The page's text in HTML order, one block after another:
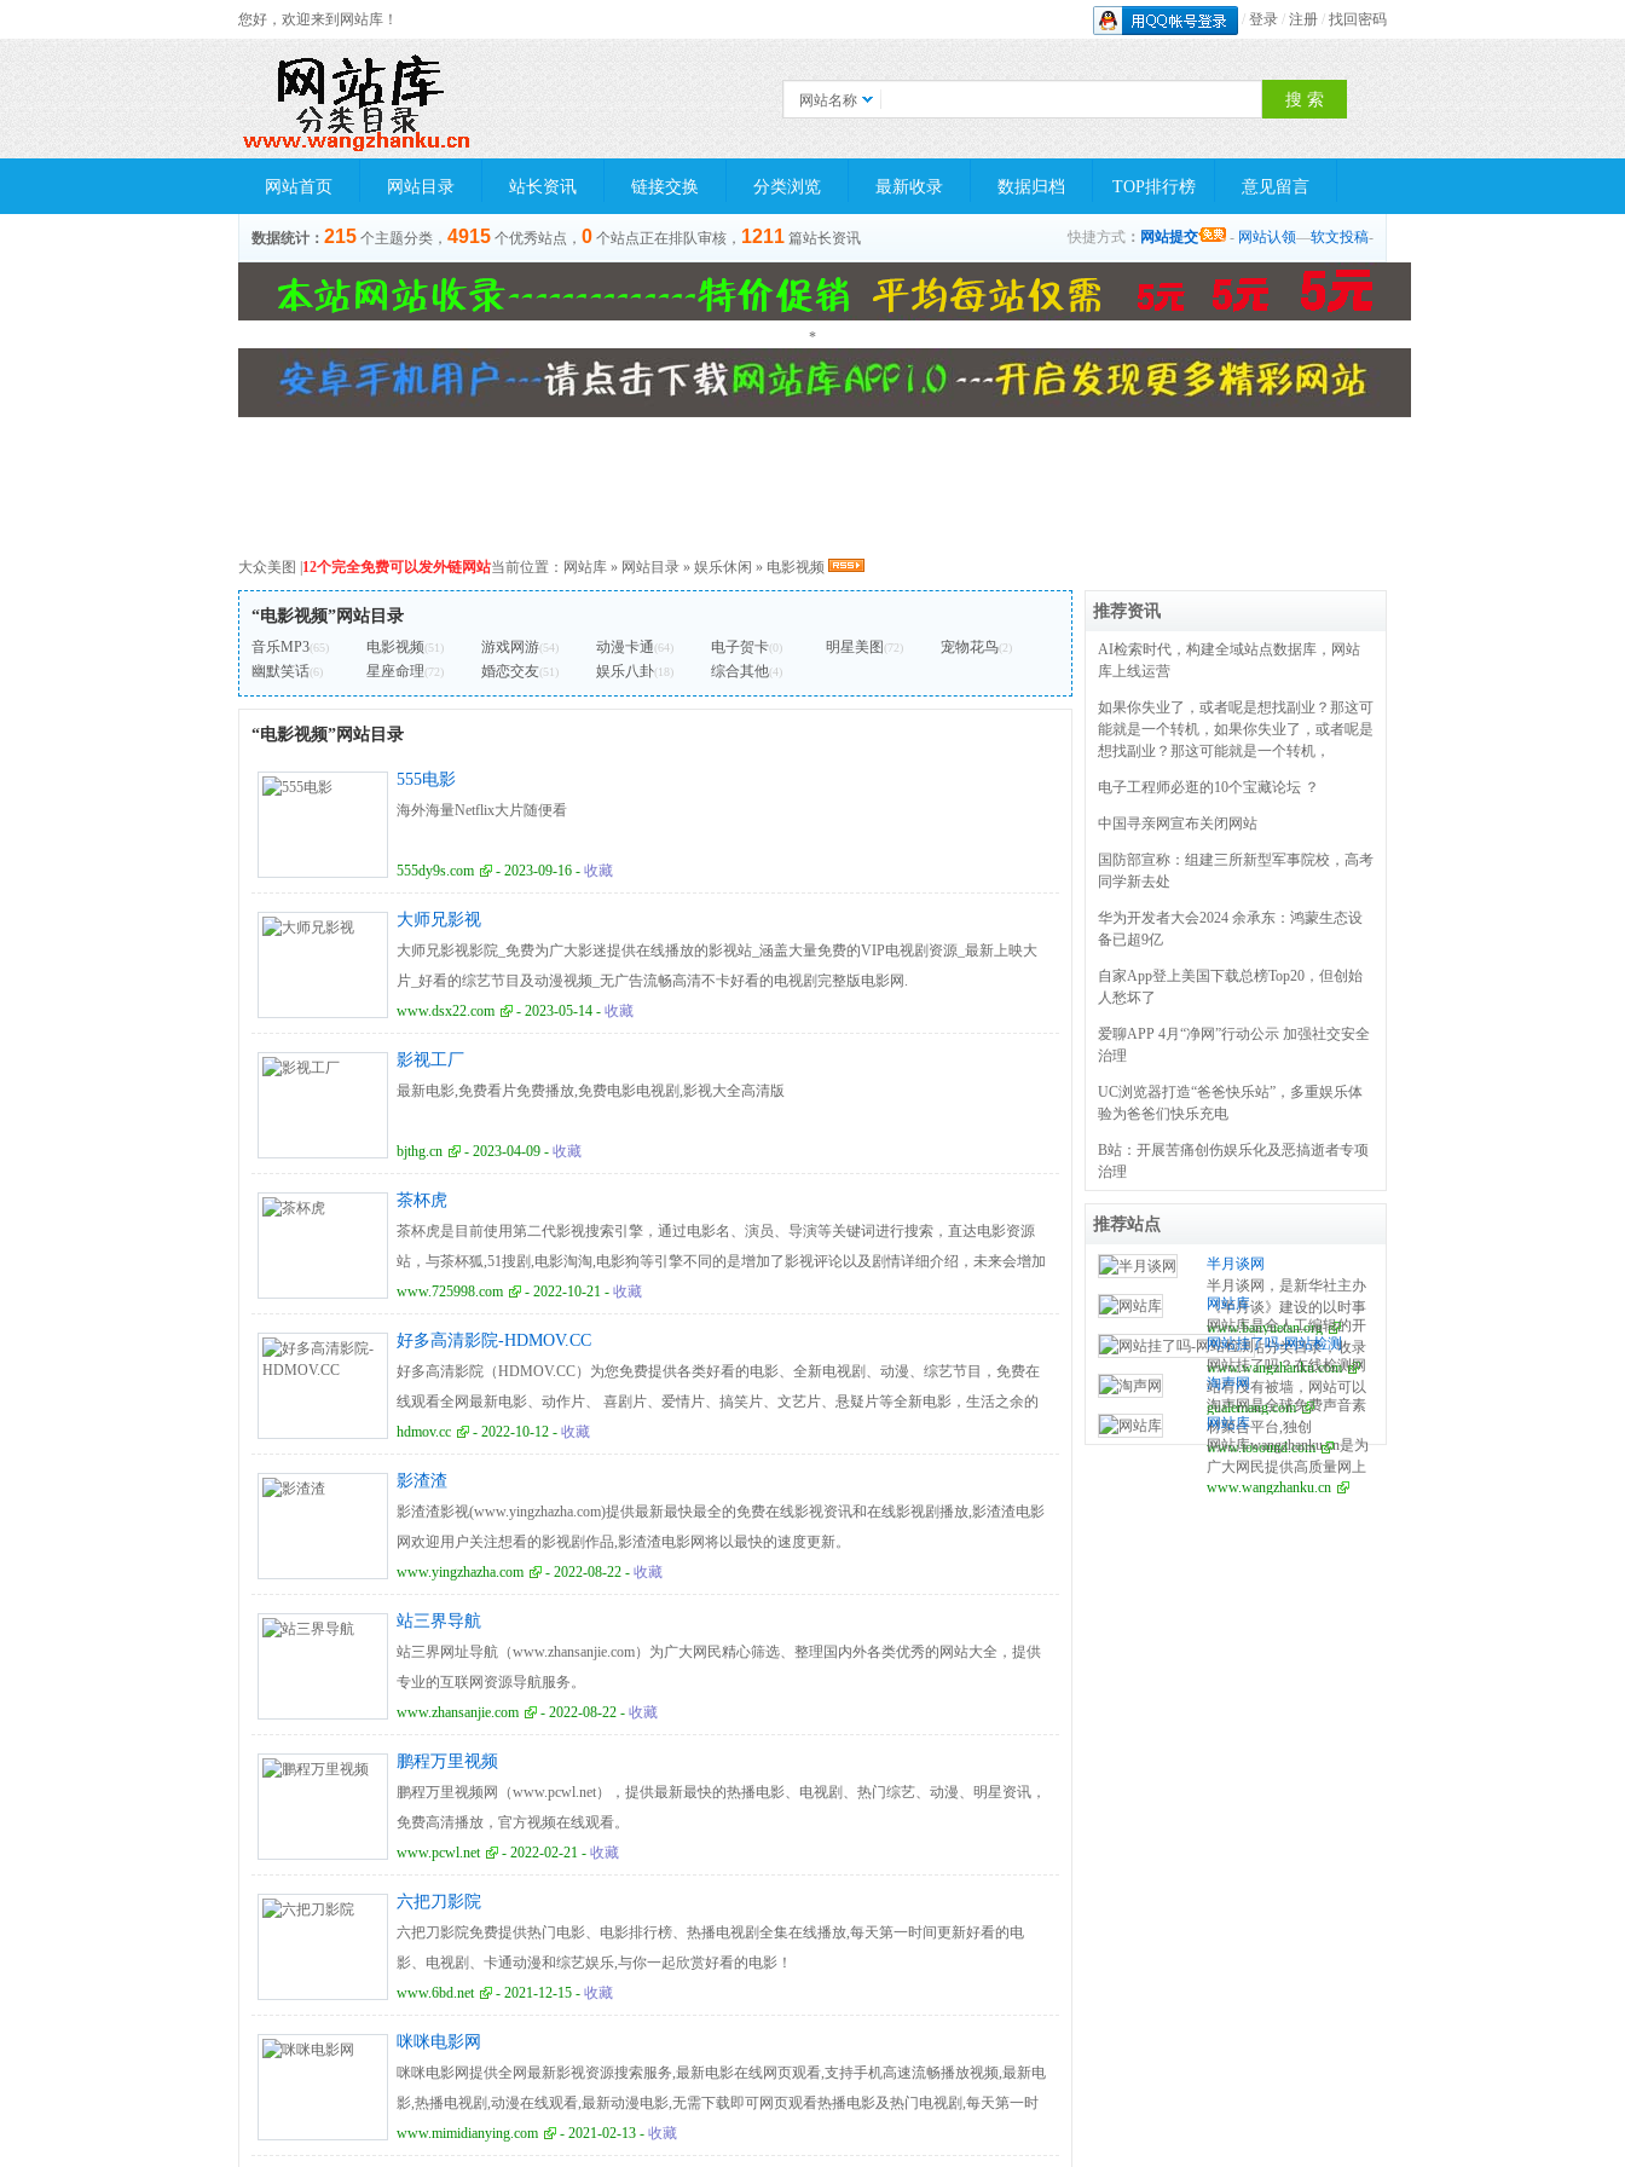
您好，欢迎来到网站库！ / 登录 / 注册 / 找回密码
网站名称
网站首页 网站目录 站长资讯 链接交换 分类浏览 最新收录 数据归档 TOP排行榜 意见留言
数据统计： 215 个主题分类， 4915 个优秀站点， 0 个站点正在排队审核， 1211 篇站长资讯 快捷方式 ： 网站提交 - 网站认领—软文投稿-
*
大众美图 12个完全免费可以发外链网站当前位置： 网站库 » 网站目录 » 娱乐休闲 » 电影视频
“电影视频”网站目录
音乐MP3(65) 电影视频(51) 游戏网游(54) 动漫卡通(64) 电子贺卡(0) 明星美图(72) 宠物花鸟(2)
幽默笑话(6) 星座命理(72) 婚恋交友(51) 娱乐八卦(18) 综合其他(4)
“电影视频”网站目录
555电影
海外海量Netflix大片随便看
555dy9s.com - 2023-09-16 - 收藏
大师兄影视
大师兄影视影院_免费为广大影迷提供在线播放的影视站_涵盖大量免费的VIP电视剧资源_最新上映大
片_好看的综艺节目及动漫视频_无广告流畅高清不卡好看的电视剧完整版电影网.
www.dsx22.com
- 2023-05-14 - 收藏
影视工厂
最新电影,免费看片免费播放,免费电影电视剧,影视大全高清版
bjthg.cn - 2023-04-09 - 收藏
茶杯虎
茶杯虎是目前使用第二代影视搜索引擎，通过电影名、演员、导演等关键词进行搜索，直达电影资源
站，与茶杯狐,51搜剧,电影淘淘,电影狗等引擎不同的是增加了影视评论以及剧情详细介绍，未来会增加
影视下载，让电影搜索类更高效、更便捷、更精准！
www.725998.com - 2022-10-21 - 收藏
好多高清影院-HDMOV.CC
好多高清影院（HDMOV.CC）为您免费提供各类好看的电影、全新电视剧、动漫、综艺节目，免费在
线观看全网最新电影、动作片、 喜剧片、爱情片、搞笑片、文艺片、悬疑片等全新电影，生活之余的
欢乐时光享受更多高清电影的在线观看尽在我们的好多高清影院！
hdmov.cc - 2022-10-12 - 收藏
影渣渣
影渣渣影视(www.yingzhazha.com)提供最新最快最全的免费在线影视资讯和在线影视剧播放,影渣渣电影
网欢迎用户关注想看的影视剧作品,影渣渣电影网将以最快的速度更新。
www.yingzhazha.com
- 2022-08-22 - 收藏
站三界导航
站三界网址导航（www.zhansanjie.com）为广大网民精心筛选、整理国内外各类优秀的网站大全，提供
专业的互联网资源导航服务。
www.zhansanjie.com
- 2022-08-22 - 收藏
鹏程万里视频
鹏程万里视频网（www.pcwl.net），提供最新最快的热播电影、电视剧、热门综艺、动漫、明星资讯，
免费高清播放，官方视频在线观看。
www.pcwl.net
- 2022-02-21 - 收藏
六把刀影院
六把刀影院免费提供热门电影、电影排行榜、热播电视剧全集在线播放,每天第一时间更新好看的电
影、电视剧、卡通动漫和综艺娱乐,与你一起欣赏好看的电影！
www.6bd.net
- 2021-12-15 - 收藏
咪咪电影网
咪咪电影网提供全网最新影视资源搜索服务,最新电影在线网页观看,支持手机高速流畅播放视频,最新电
影,热播电视剧,动漫在线观看,最新动漫电影,无需下载即可网页观看热播电影及热门电视剧,每天第一时
间更新,陪伴欢乐好时光,欢迎使用!
www.mimidianying.com - 2021-02-13 - 收藏
推荐资讯
AI检索时代，构建全域站点数据库，网站
库上线运营
如果你失业了，或者呢是想找副业？那这可
能就是一个转机，如果你失业了，或者呢是
想找副业？那这可能就是一个转机，
电子工程师必逛的10个宝藏论坛 ？
中国寻亲网宣布关闭网站
国防部宣称：组建三所新型军事院校，高考
同学新去处
华为开发者大会2024 余承东：鸿蒙生态设
备已超9亿
自家App登上美国下载总榜Top20，但创始
人愁坏了
爱聊APP 4月“净网”行动公示 加强社交安全
治理
UC浏览器打造“爸爸快乐站”，多重娱乐体
验为爸爸们快乐充电
B站：开展苦痛创伤娱乐化及恶搞逝者专项
治理
推荐站点
半月谈网
半月谈网，是新华社主办
《半月谈》建设的以时事
政治，时政热点，时事新
闻，时事评论，政策解
读，时政新闻要闻为主的
大型时政专业平台，相约
网上半月谈，与您共话天
下事！网站不定期开设专
题，就某一重大时政主题
进行集纳式报道，最近开
www.banyuetan.org
网站库
网站库是全人工编辑的开
放式网站分类目录，收录
国内外、各行业优秀网
站，旨在为用户提供更全
面的网站分类目录检索、
优秀网站参考、网站推广
服务、网站黄页、网上娱
乐冲浪导航网站。
www.wangzhanku.com
网站挂了吗-网站检测
网站挂了吗？在线检测网
站有没有被墙，网站可以
检测国内、日本、美国是
否可以访问，当一个网站
不能访问时我们可以拿它
来测试大概什么原因。
gualemang.com
淘声网
淘声网是全球免费声音素
材聚合平台,独创
toSound“吐司”声音搜索引
擎,搭配AudioDown智能下
载方案,游戏音效,影视配
www.tosound.com
网站库
网站库wangzhanku.cn是为
广大网民提供高质量网上
娱乐冲浪导航网站，汇聚
www.wangzhanku.cn